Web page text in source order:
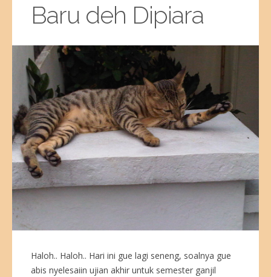
Baru deh Dipiara
Haloh.. Haloh.. Hari ini gue lagi seneng, soalnya gue
abis nyelesaiin ujian akhir untuk semester ganjil